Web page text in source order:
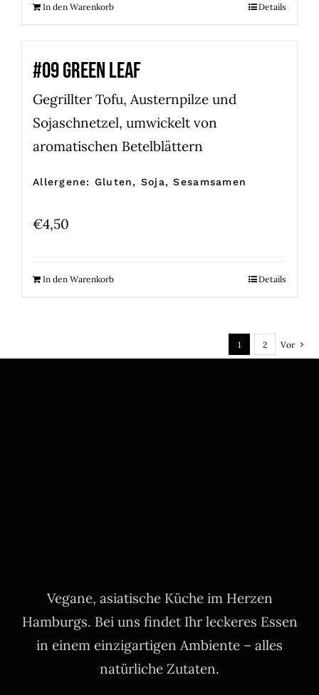
In den Warenkorb Details
#09 GREEN LEAF
Gegrillter Tofu, Austernpilze und
Sojaschnetzel, umwickelt von
aromatischen Betelblättern
Allergene: Gluten, Soja, Sesamsamen
€4,50
In den Warenkorb Details
1 2 Vor
Vegane, asiatische Küche im Herzen
Hamburgs. Bei uns findet Ihr leckeres Essen
in einem einzigartigen Ambiente – alles
natürliche Zutaten.